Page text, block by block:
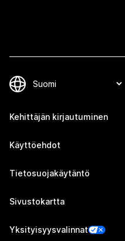
Kehittäjän kirjautuminen
Käyttöehdot
Tietosuojakäytäntö
Sivustokartta
Yksityisyysvalinnat